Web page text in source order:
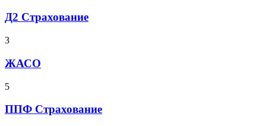
Д2 Страхование
3
ЖАСО
5
ППФ Страхование